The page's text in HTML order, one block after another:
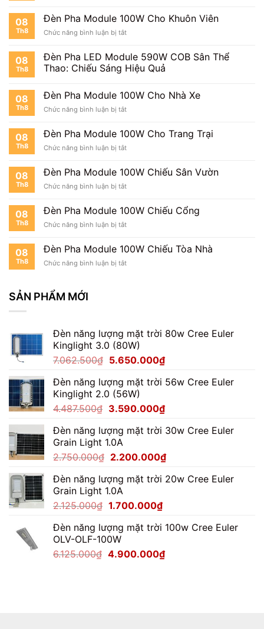
Bệnh
Pha
Module
100W
Trường
Học
08
Th8
Đèn Pha Module 100W Cho Khuôn Viên
Chức năng bình luận bị tắtở
Pha
Module
100W
Khuôn
08
Th8
Đèn Pha LED Module 590W COB Sân Thể
Thao: Chiếu Sáng Hiệu Quả
08
Th8
Đèn Pha Module 100W Cho Nhà Xe
Chức năng bình luận bị tắtở
Pha
Module
100W
Nhà
08
Th8
Đèn Pha Module 100W Cho Trang Trại
Chức năng bình luận bị tắtở
Pha
Module
100W
Trang
08
Th8
Đèn Pha Module 100W Chiếu Sân Vườn
Chức năng bình luận bị tắtở
Pha
Module
100W
Sân
08
Th8
Đèn Pha Module 100W Chiếu Cổng
Chức năng bình luận bị tắtở
Pha
Module
100W
08
Th8
Đèn Pha Module 100W Chiếu Tòa Nhà
Chức năng bình luận bị tắtở
Nhà
SẢN PHẨM MỚI
Đèn năng lượng mặt trời 80w Cree Euler
Kinglight 3.0 (80W)
7.062.500₫ Giá
là:
7.062.500₫.
5.650.000₫Giá
tại
5.650.000₫.
Đèn năng lượng mặt trời 56w Cree Euler
Kinglight 2.0 (56W)
4.487.500₫ Giá
là:
4.487.500₫.
3.590.000₫Giá
tại
3.590.000₫.
Đèn năng lượng mặt trời 30w Cree Euler
Grain Light 1.0A
2.750.000₫ Giá
là:
2.750.000₫.
2.200.000₫Giá
tại
Đèn năng lượng mặt trời 20w Cree Euler
Grain Light 1.0A
2.125.000₫ Giá
là:
2.125.000₫.
1.700.000₫Giá
tại
1.700.000₫.
Đèn năng lượng mặt trời 100w Cree Euler
OLV-OLF-100W
6.125.000₫ Giá
4.900.000₫Giá